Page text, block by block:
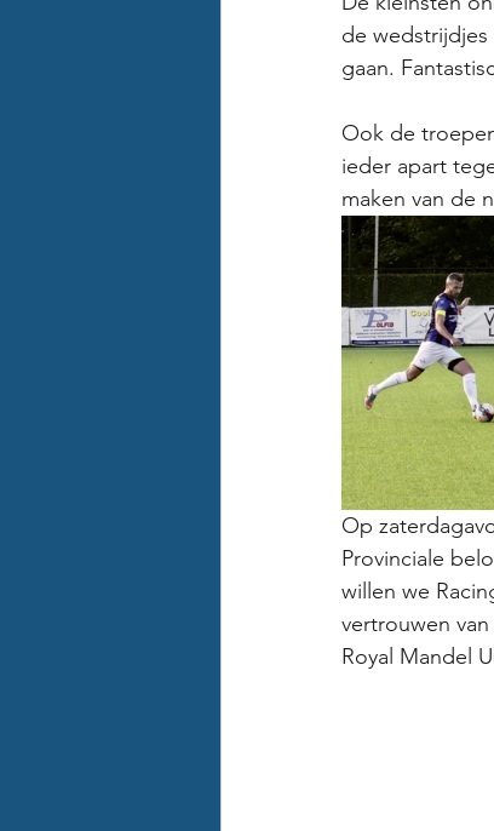
de
gaan.
Ook de
ieder apart
maken van de
Op
Provinciale
willen we
vertrouwen
Royal Mandel